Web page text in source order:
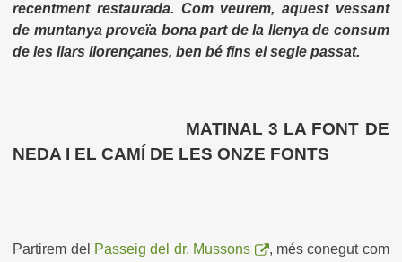
recentment restaurada. Com veurem, aquest vessant
de muntanya proveïa bona part de la llenya de consum
de les llars llorençanes, ben bé fins el segle passat.
MATINAL 3 LA FONT DE
NEDA I EL CAMÍ DE LES ONZE FONTS
Partirem del Passeig del dr. Mussons
, més conegut com